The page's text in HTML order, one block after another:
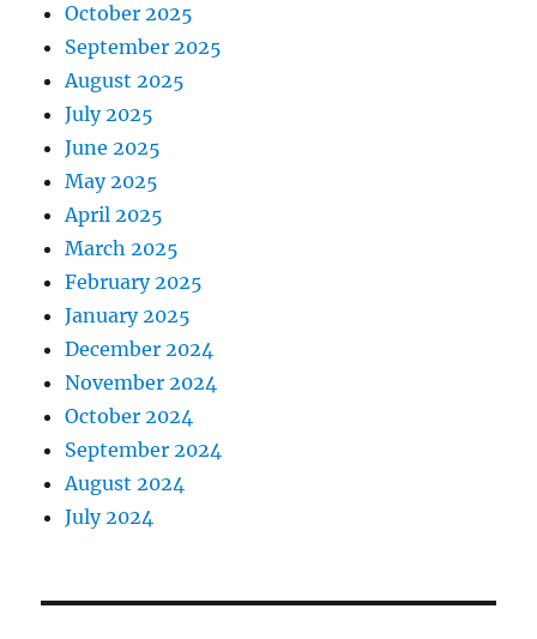
October 2025
September 2025
August 2025
July 2025
June 2025
May 2025
April 2025
March 2025
February 2025
January 2025
December 2024
November 2024
October 2024
September 2024
August 2024
July 2024